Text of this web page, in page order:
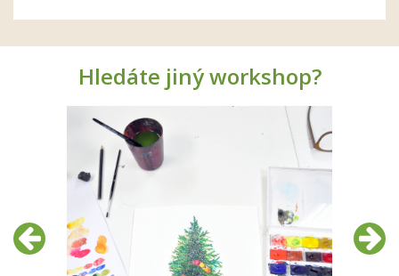
Hledáte jiný workshop?
Předchozí Další